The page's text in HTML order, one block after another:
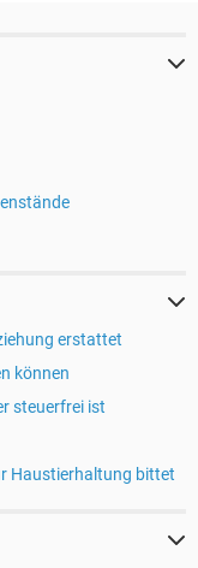
erstattet
können
steuerfrei ist
Haustierhaltung bittet